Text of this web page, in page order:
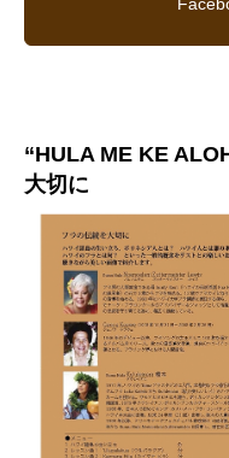
“HULA ME KE
大切に